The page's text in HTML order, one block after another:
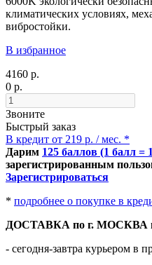
климатических условиях,
вибростойки.
В избранное
4160 р.
0 р.
Звоните
Быстрый заказ
В кредит от 219 р. / мес. *
Дарим 125 баллов (1 балл =
зарегистрированным
Зарегистрироваться
* подробнее о покупке в
ДОСТАВКА по г. МОСКВА
- сегодня-завтра курьером в